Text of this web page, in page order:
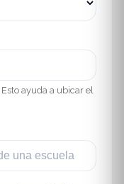
ayuda a ubicar el